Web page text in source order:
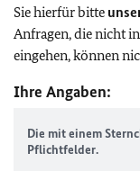
Sie hierfür bitte
Anfragen, die nicht
eingehen, können
Ihre Angaben:
Die mit einem
Pflichtfelder.